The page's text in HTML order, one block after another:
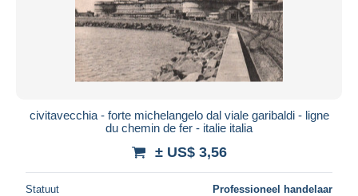
civitavecchia - forte michelangelo dal viale garibaldi - ligne
du chemin de fer - italie italia
± US$ 3,56
Statuut Professioneel handelaar